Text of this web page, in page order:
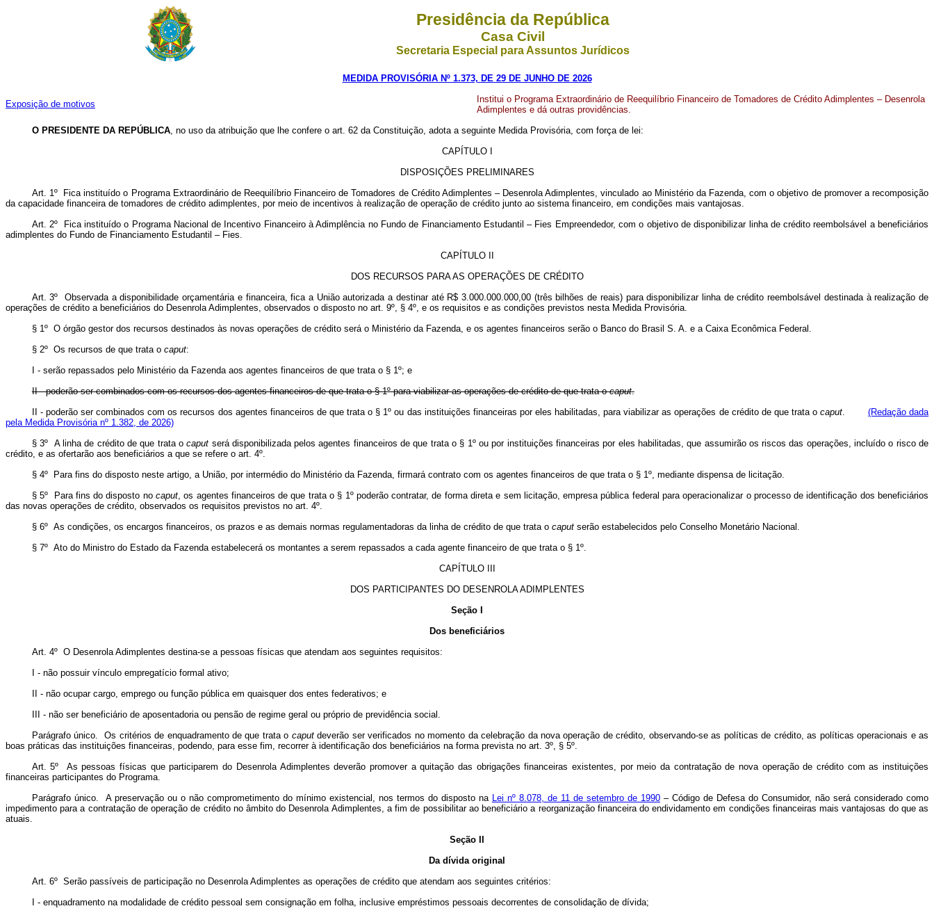
Presidência da República
Casa Civil
Secretaria Especial para Assuntos Jurídicos
MEDIDA PROVISÓRIA Nº 1.373, DE 29 DE JUNHO DE 2026
Exposição de motivos
Institui o Programa Extraordinário de Reequilíbrio Financeiro de Tomadores de Crédito Adimplentes – Desenrola
Adimplentes e dá outras providências.
O PRESIDENTE DA REPÚBLICA, no uso da atribuição que lhe confere o art. 62 da Constituição, adota a seguinte Medida Provisória, com força de lei:
CAPÍTULO I
DISPOSIÇÕES PRELIMINARES
Art. 1º Fica instituído o Programa Extraordinário de Reequilíbrio Financeiro de Tomadores de Crédito Adimplentes – Desenrola Adimplentes, vinculado ao Ministério da Fazenda, com o objetivo de promover a recomposição
da capacidade financeira de tomadores de crédito adimplentes, por meio de incentivos à realização de operação de crédito junto ao sistema financeiro, em condições mais vantajosas.
Art. 2º Fica instituído o Programa Nacional de Incentivo Financeiro à Adimplência no Fundo de Financiamento Estudantil – Fies Empreendedor, com o objetivo de disponibilizar linha de crédito reembolsável a beneficiários
adimplentes do Fundo de Financiamento Estudantil – Fies.
CAPÍTULO II
DOS RECURSOS PARA AS OPERAÇÕES DE CRÉDITO
Art. 3º Observada a disponibilidade orçamentária e financeira, fica a União autorizada a destinar até R$ 3.000.000.000,00 (três bilhões de reais) para disponibilizar linha de crédito reembolsável destinada à realização de
operações de crédito a beneficiários do Desenrola Adimplentes, observados o disposto no art. 9º, § 4º, e os requisitos e as condições previstos nesta Medida Provisória.
§ 1º O órgão gestor dos recursos destinados às novas operações de crédito será o Ministério da Fazenda, e os agentes financeiros serão o Banco do Brasil S. A. e a Caixa Econômica Federal.
§ 2º Os recursos de que trata o caput:
I - serão repassados pelo Ministério da Fazenda aos agentes financeiros de que trata o § 1º; e
II - poderão ser combinados com os recursos dos agentes financeiros de que trata o § 1º para viabilizar as operações de crédito de que trata ocaput.
II - poderão ser combinados com os recursos dos agentes financeiros de que trata o § 1º ou das instituições financeiras por eles habilitadas, para viabilizar as operações de crédito de que trata ocaput. (Redação dada
pela Medida Provisória nº 1.382, de 2026)
§ 3º A linha de crédito de que trata ocaput será disponibilizada pelos agentes financeiros de que trata o § 1º ou por instituições financeiras por eles habilitadas, que assumirão os riscos das operações, incluído o risco de
crédito, e as ofertarão aos beneficiários a que se refere o art. 4º.
§ 4º Para fins do disposto neste artigo, a União, por intermédio do Ministério da Fazenda, firmará contrato com os agentes financeiros de que trata o § 1º, mediante dispensa de licitação.
§ 5º Para fins do disposto nocaput, os agentes financeiros de que trata o § 1º poderão contratar, de forma direta e sem licitação, empresa pública federal para operacionalizar o processo de identificação dos beneficiários
das novas operações de crédito, observados os requisitos previstos no art. 4º.
§ 6º As condições, os encargos financeiros, os prazos e as demais normas regulamentadoras da linha de crédito de que trata o caputserão estabelecidos pelo Conselho Monetário Nacional.
§ 7º Ato do Ministro do Estado da Fazenda estabelecerá os montantes a serem repassados a cada agente financeiro de que trata o § 1º.
CAPÍTULO III
DOS PARTICIPANTES DO DESENROLA ADIMPLENTES
Seção I
Dos beneficiários
Art. 4º O Desenrola Adimplentes destina-se a pessoas físicas que atendam aos seguintes requisitos:
I - não possuir vínculo empregatício formal ativo;
II - não ocupar cargo, emprego ou função pública em quaisquer dos entes federativos; e
III - não ser beneficiário de aposentadoria ou pensão de regime geral ou próprio de previdência social.
Parágrafo único. Os critérios de enquadramento de que trata o caputdeverão ser verificados no momento da celebração da nova operação de crédito, observando-se as políticas de crédito, as políticas operacionais e as
boas práticas das instituições financeiras, podendo, para esse fim, recorrer à identificação dos beneficiários na forma prevista no art. 3º, § 5º.
Art. 5º As pessoas físicas que participarem do Desenrola Adimplentes deverão promover a quitação das obrigações financeiras existentes, por meio da contratação de nova operação de crédito com as instituições
financeiras participantes do Programa.
Parágrafo único. A preservação ou o não comprometimento do mínimo existencial, nos termos do disposto na Lei nº 8.078, de 11 de setembro de 1990– Código de Defesa do Consumidor, não será considerado como
impedimento para a contratação de operação de crédito no âmbito do Desenrola Adimplentes, a fim de possibilitar ao beneficiário a reorganização financeira do endividamento em condições financeiras mais vantajosas do que as
atuais.
Seção II
Da dívida original
Art. 6º Serão passíveis de participação no Desenrola Adimplentes as operações de crédito que atendam aos seguintes critérios:
I - enquadramento na modalidade de crédito pessoal sem consignação em folha, inclusive empréstimos pessoais decorrentes de consolidação de dívida;